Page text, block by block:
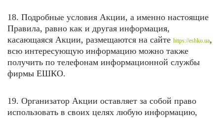
18. Подробные условия Акции, а именно настоящие
Правила, равно как и другая информация,
касающаяся Акции, размещаются на сайте https://eshko.ua,
всю интересующую информацию можно также
получить по телефонам информационной службы
фирмы ЕШКО.
19. Организатор Акции оставляет за собой право
использовать в своих целях любую информацию,